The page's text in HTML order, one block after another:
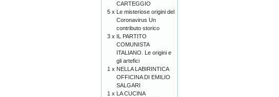
CARTEGGIO
5 x Le misteriose origini del
Coronavirus Un
contributo storico
3 x IL PARTITO
COMUNISTA
ITALIANO. Le origini e
gli artefici
1 x NELLA LABIRINTICA
OFFICINA DI EMILIO
SALGARI
1 x LA CUCINA